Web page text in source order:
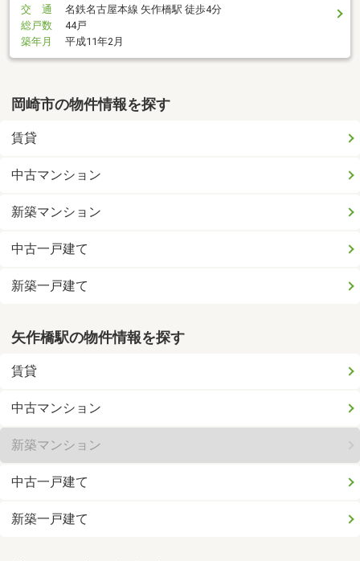
交 通
名鉄名古屋本線 矢作橋駅 徒歩4分
総戸数
44戸
築年月
平成11年2月
岡崎市の物件情報を探す
賃貸
中古マンション
新築マンション
中古一戸建て
新築一戸建て
矢作橋駅の物件情報を探す
賃貸
中古マンション
新築マンション
中古一戸建て
新築一戸建て